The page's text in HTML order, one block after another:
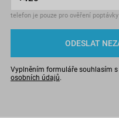
telefon je pouze pro ověření poptávky
Vyplněním formuláře souhlasím s
osobních údajů.